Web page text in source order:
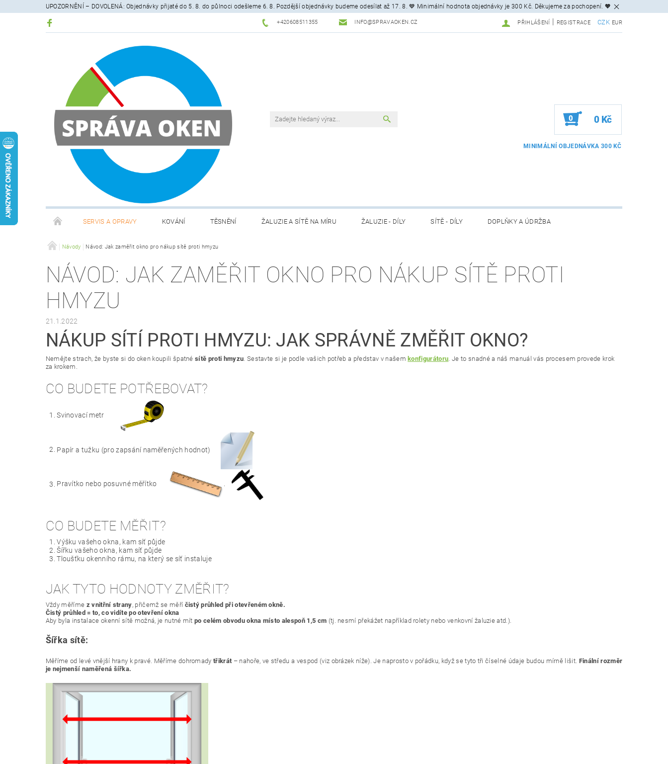
UPOZORNĚNÍ – DOVOLENÁ: Objednávky přijaté do 5. 8. do půlnoci odešleme 6. 8. Pozdější objednávky budeme odesílat až 17. 8. 💙 Minimální hodnota objednávky je 300 Kč. Děkujeme za pochopení. 🧡
+420608511355 INFO@SPRAVAOKEN.CZ CZK EUR
PŘIHLÁŠENÍ REGISTRACE
0 0 Kč
SERVIS A OPRAVY KOVÁNÍ TĚSNĚNÍ ŽALUZIE A SÍTĚ NA MÍRU ŽALUZIE - DÍLY SÍTĚ - DÍLY DOPLŇKY A ÚDRŽBA
VENKOVNÍ STÍNĚNÍ MAGAZÍN KONTAKTY
Návody Návod: Jak zaměřit okno pro nákup sítě proti hmyzu
NÁVOD: JAK ZAMĚŘIT OKNO PRO NÁKUP SÍTĚ PROTI
HMYZU
21.1.2022
NÁKUP SÍTÍ PROTI HMYZU: JAK SPRÁVNĚ ZMĚŘIT OKNO?
Nemějte strach, že byste si do oken koupili špatnésítě proti hmyzu . Sestavte si je podle vašich potřeb a představ v našemkonfigurátoru . Je to snadné a náš manuál vás procesem provede krok
za krokem.
CO BUDETE POTŘEBOVAT?
Svinovací metr
Papír a tužku (pro zapsání naměřených hodnot)
Pravítko nebo posuvné měřítko .
CO BUDETE MĚŘIT?
Výšku vašeho okna, kam síť půjde
Šířku vašeho okna, kam síť půjde
Tloušťku okenního rámu, na který se síť instaluje
JAK TYTO HODNOTY ZMĚŘIT?
Vždy měříme z vnitřní strany, přičemž se měří čistý průhled při otevřeném okně.
Čistý průhled = to, co vidíte po otevření okna
Aby byla instalace okenní sítě možná, je nutné mítpo celém obvodu okna místo alespoň 1,5 cm (tj. nesmí překážet například rolety nebo venkovní žaluzie atd.).
Šířka sítě:
Měříme od levé vnější hrany k pravé. Měříme dohromadytřikrát – nahoře, ve středu a vespod (viz obrázek níže). Je naprosto v pořádku, když se tyto tři číselné údaje budou mírně lišit. Finální rozměr
je nejmenší naměřená šířka.